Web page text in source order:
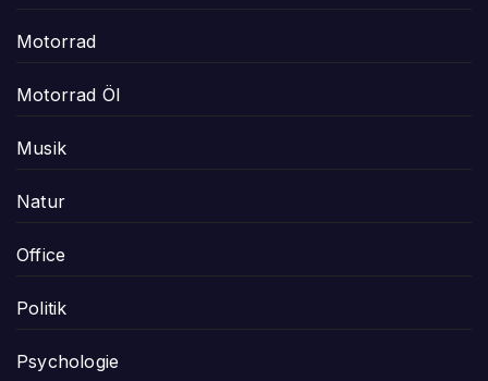
Motorrad
Motorrad Öl
Musik
Natur
Office
Politik
Psychologie